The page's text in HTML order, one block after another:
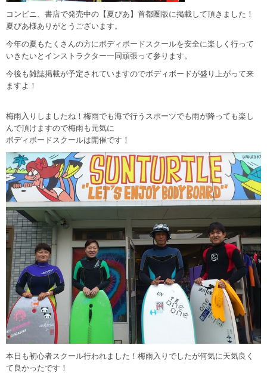
コンビニ、書店で発売中の【夏ぴあ】首都圏版に掲載して頂きました！
夏ぴあ様ありがとうございます。
今年の夏もたくさんの方にボディボードスクールを安全に楽しく行って
いきたいとインストラクター一同頑張って参ります。
今後も雑誌掲載が予定されていますのでボディボードが盛り上がって来
ますよ！
梅雨入りしましたね！梅雨でも海で行うスポーツでも雨が降っても楽し
んで頂けますので梅雨も元気に
ボディボードスクールは開催です！
本日も初心者スクール行われました！梅雨入りでしたが何気に天気良く
て良かったです！